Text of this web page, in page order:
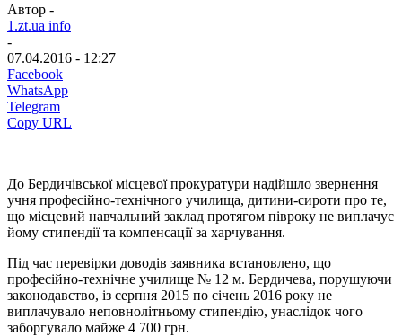
Автор -
1.zt.ua info
-
07.04.2016 - 12:27
Facebook
WhatsApp
Telegram
Copy URL
До Бердичівської місцевої прокуратури надійшло звернення
учня професійно-технічного училища, дитини-сироти про те,
що місцевий навчальний заклад протягом півроку не виплачує
йому стипендії та компенсації за харчування.
Під час перевірки доводів заявника встановлено, що
професійно-технічне училище № 12 м. Бердичева, порушуючи
законодавство, із серпня 2015 по січень 2016 року не
виплачувало неповнолітньому стипендію, унаслідок чого
заборгувало майже 4 700 грн.